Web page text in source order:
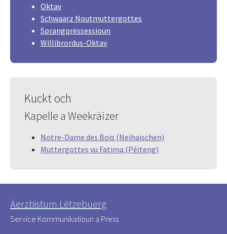
Oktav
Schwaarz Noutmuttergottes
Sprangprëssessioun
Willibrordus-Oktav
Kuckt och
Kapelle a Weekräizer
Notre-Dame des Bois (Neihaischen)
Muttergottes vu Fatima (Péiteng)
Äerzbistum Lëtzebuerg
Service Kommunikatioun a Press